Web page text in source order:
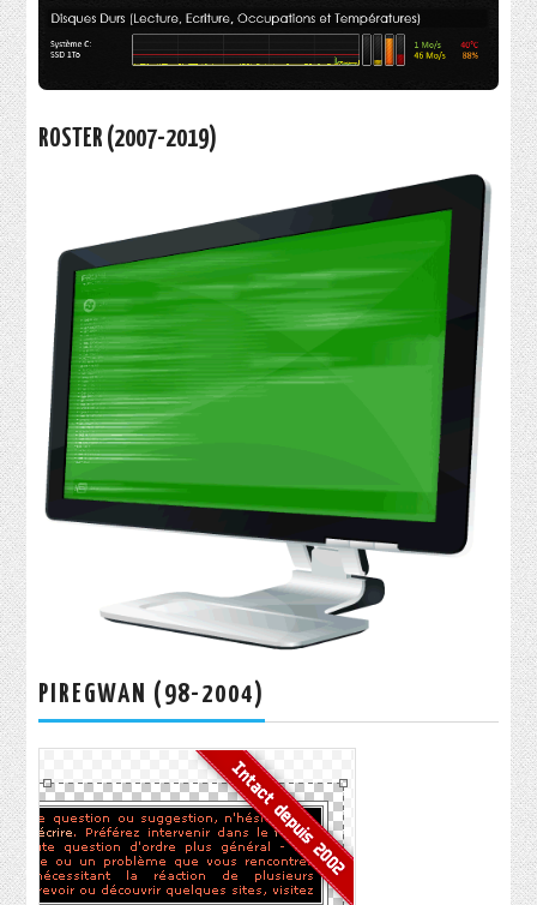
ROSTER (2007-2019)
PIREGWAN (98-2004)